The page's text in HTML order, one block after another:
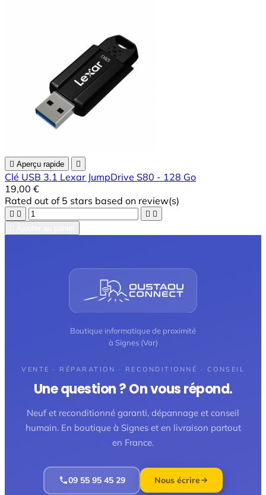
 Aperçu rapide 
Clé USB 3.1 Lexar JumpDrive S80 - 128 Go
19,00 €
Rated out of 5 stars based on review(s)
   
Boutique informatique de proximité
à Signes (Var)
VENTE · RÉPARATION · RECONDITIONNÉ · CONSEIL
Une question ? On vous répond.
Neuf et reconditionné garanti, dépannage et conseil
humain. En boutique à Signes et en livraison partout
en France.
09 55 95 45 29 Nous écrire